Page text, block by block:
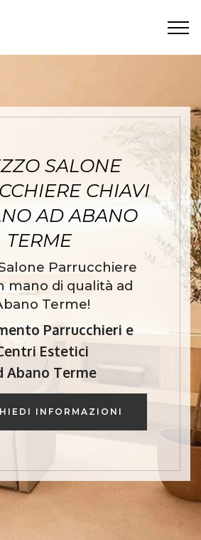
SALONE
CHIAVI
AD ABANO
TERME
Parrucchiere
mano di qualità ad
Terme!
Parrucchieri e
Estetici
Abano Terme
INFORMAZIONI